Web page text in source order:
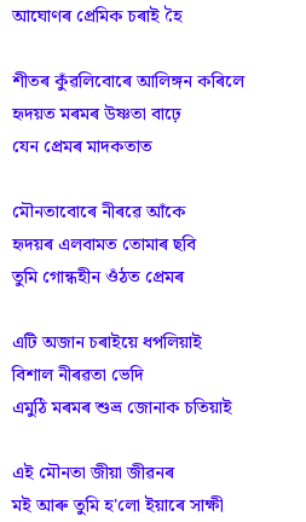
আঘোণৰ প্রেমিক চৰাই হৈ
শীতৰ কুঁৱলিবোৰে আলিঙ্গন কৰিলে
হৃদয়ত মৰমৰ উষ্ণতা বাঢ়ে
যেন প্ৰেমৰ মাদকতাত
মৌনতাবোৰে নীৰৱে আঁকে
হৃদয়ৰ এলবামত তোমাৰ ছবি
তুমি গোন্ধহীন ওঁঠত প্ৰেমৰ
এটি অজান চৰাইয়ে ধপলিয়াই
বিশাল নীৰৱতা ভেদি
এমুঠি মৰমৰ শুভ্ৰ জোনাক চতিয়াই
এই মৌনতা জীয়া জীৱনৰ
মই আৰু তুমি হ'লো ইয়াৰে সাক্ষী